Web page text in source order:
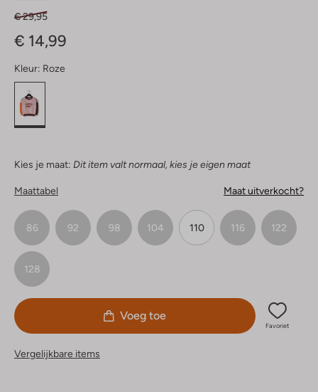
€ 29,95
€ 14,99
Kleur: Roze
Kies je maat: Dit item valt normaal, kies je eigen maat
Maattabel Maat uitverkocht?
86 92 98 104 110 116 122
128
Voeg toe
Favoriet
Vergelijkbare items